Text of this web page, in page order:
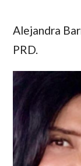
Alejandra
PRD.